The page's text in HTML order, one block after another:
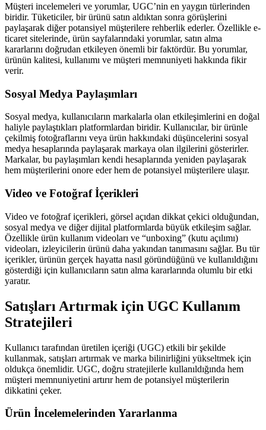
Müşteri incelemeleri ve yorumlar, UGC’nin en yaygın türlerinden
biridir. Tüketiciler, bir ürünü satın aldıktan sonra görüşlerini
paylaşarak diğer potansiyel müşterilere rehberlik ederler. Özellikle e-
ticaret sitelerinde, ürün sayfalarındaki yorumlar, satın alma
kararlarını doğrudan etkileyen önemli bir faktördür. Bu yorumlar,
ürünün kalitesi, kullanımı ve müşteri memnuniyeti hakkında fikir
verir.
Sosyal Medya Paylaşımları
Sosyal medya, kullanıcıların markalarla olan etkileşimlerini en doğal
haliyle paylaştıkları platformlardan biridir. Kullanıcılar, bir ürünle
çekilmiş fotoğraflarını veya ürün hakkındaki düşüncelerini sosyal
medya hesaplarında paylaşarak markaya olan ilgilerini gösterirler.
Markalar, bu paylaşımları kendi hesaplarında yeniden paylaşarak
hem müşterilerini onore eder hem de potansiyel müşterilere ulaşır.
Video ve Fotoğraf İçerikleri
Video ve fotoğraf içerikleri, görsel açıdan dikkat çekici olduğundan,
sosyal medya ve diğer dijital platformlarda büyük etkileşim sağlar.
Özellikle ürün kullanım videoları ve “unboxing” (kutu açılımı)
videoları, izleyicilerin ürünü daha yakından tanımasını sağlar. Bu tür
içerikler, ürünün gerçek hayatta nasıl göründüğünü ve kullanıldığını
gösterdiği için kullanıcıların satın alma kararlarında olumlu bir etki
yaratır.
Satışları Artırmak için UGC Kullanım
Stratejileri
Kullanıcı tarafından üretilen içeriği (UGC) etkili bir şekilde
kullanmak, satışları artırmak ve marka bilinirliğini yükseltmek için
oldukça önemlidir. UGC, doğru stratejilerle kullanıldığında hem
müşteri memnuniyetini artırır hem de potansiyel müşterilerin
dikkatini çeker.
Ürün İncelemelerinden Yararlanma